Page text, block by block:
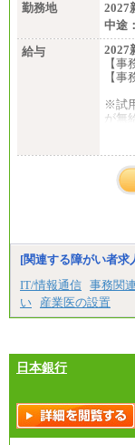
勤務地
2027
中途：
給与
2027
【
【
※試
が無
円
【
[関連する障がい者求
IT/情報通信 事務関連
い
産業医の設置
日本銀行